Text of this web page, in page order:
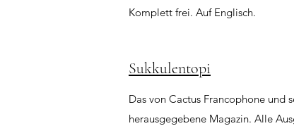
Komplett frei. Auf Englisch.
Sukkulentopi
Das von Cactus Francophone und
herausgegebene Magazin. Alle